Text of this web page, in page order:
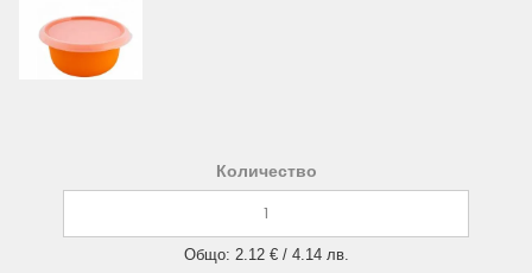
Количество
Общо: 2.12 € / 4.14 лв.